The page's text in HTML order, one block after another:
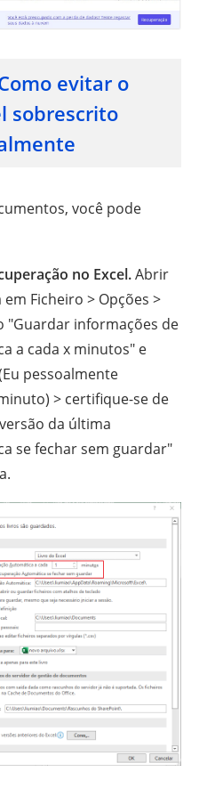
evitar o
sobrescrito
você pode
no Excel.Abrir
Ficheiro > Opções >
"Guardar informações de
a cada x minutos" e
pessoalmente
> certifique-se de
da última
se fechar sem guardar"